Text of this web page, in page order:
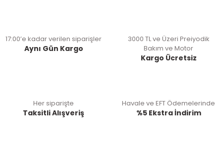
17:00’e kadar verilen siparişler
Aynı Gün Kargo
3000 TL ve Üzeri Preiyodik
Bakım ve Motor
Kargo Ücretsiz
Her siparişte
Taksitli Alışveriş
Havale ve EFT Ödemelerinde
%5 Ekstra İndirim